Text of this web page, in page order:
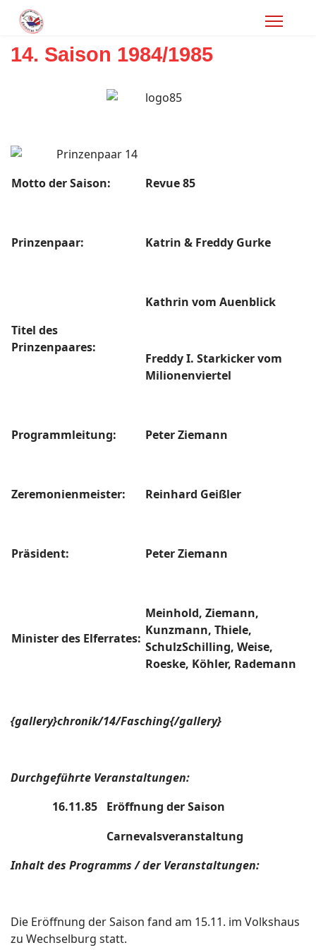
14. Saison 1984/1985
Motto der Saison: Revue 85
Prinzenpaar: Katrin & Freddy Gurke
Titel des
Prinzenpaares:
Kathrin vom Auenblick
Freddy I. Starkicker vom
Milionenviertel
Programmleitung: Peter Ziemann
Zeremonienmeister: Reinhard Geißler
Präsident: Peter Ziemann
Minister des Elferrates:
Meinhold, Ziemann,
Kunzmann, Thiele,
SchulzSchilling, Weise,
Roeske, Köhler, Rademann
{gallery}chronik/14/Fasching{/gallery}
Durchgeführte Veranstaltungen:
16.11.85
Eröffnung der Saison
Carnevalsveranstaltung
Inhalt des Programms / der Veranstaltungen:
Die Eröffnung der Saison fand am 15.11. im Volkshaus
zu Wechselburg statt.